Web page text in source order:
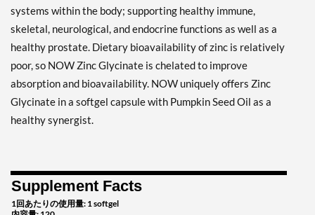
systems within the body; supporting healthy immune,
skeletal, neurological, and endocrine functions as well as a
healthy prostate. Dietary bioavailability of zinc is relatively
poor, so NOW Zinc Glycinate is chelated to improve
absorption and bioavailability. NOW uniquely offers Zinc
Glycinate in a softgel capsule with Pumpkin Seed Oil as a
healthy synergist.
Supplement Facts
1回あたりの使用量: 1 softgel